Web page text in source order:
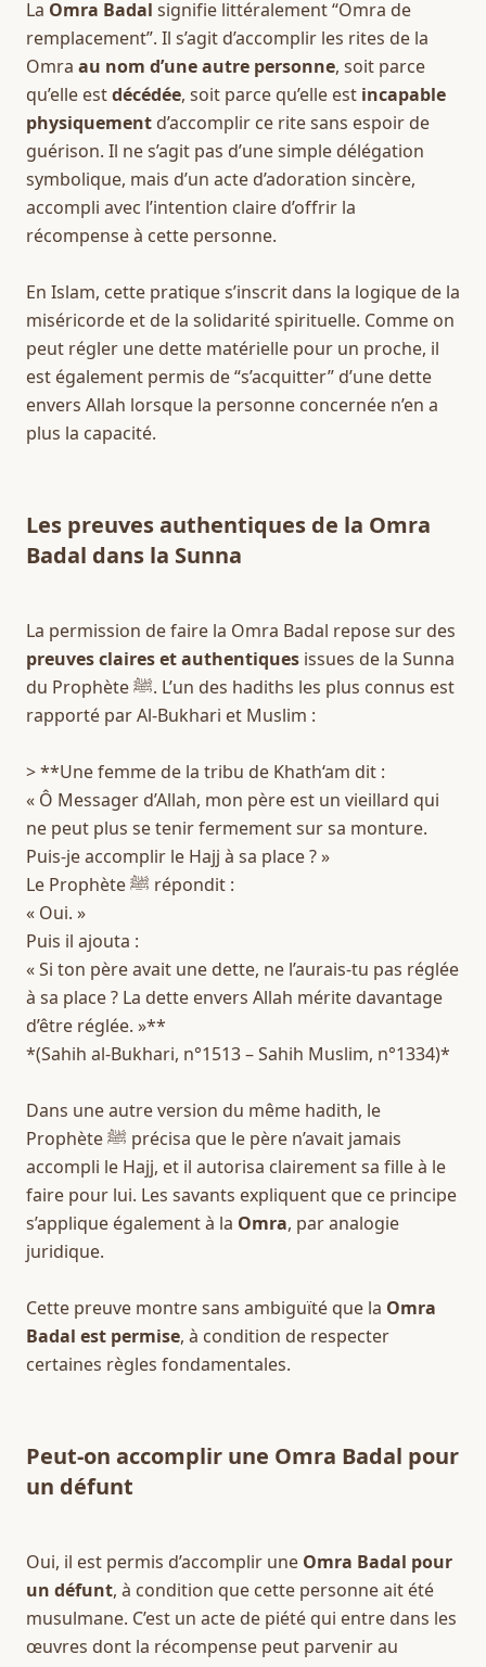
La Omra Badal signifie littéralement “Omra de
remplacement”. Il s’agit d’accomplir les rites de la
Omra au nom d’une autre personne, soit parce
qu’elle est décédée, soit parce qu’elle est incapable
physiquement d’accomplir ce rite sans espoir de
guérison. Il ne s’agit pas d’une simple délégation
symbolique, mais d’un acte d’adoration sincère,
accompli avec l’intention claire d’offrir la
récompense à cette personne.
En Islam, cette pratique s’inscrit dans la logique de la
miséricorde et de la solidarité spirituelle. Comme on
peut régler une dette matérielle pour un proche, il
est également permis de “s’acquitter” d’une dette
envers Allah lorsque la personne concernée n’en a
plus la capacité.
Les preuves authentiques de la Omra
Badal dans la Sunna
preuves claires et authentiques issues de la Sunna
du Prophète ﷺ. L’un des hadiths les plus connus est
rapporté par Al-Bukhari et Muslim :
> **Une femme de la tribu de Khath‘am dit :
« Ô Messager d’Allah, mon père est un vieillard qui
ne peut plus se tenir fermement sur sa monture.
Puis-je accomplir le Hajj à sa place ? »
Le Prophète ﷺ répondit :
« Oui. »
Puis il ajouta :
« Si ton père avait une dette, ne l’aurais-tu pas réglée
à sa place ? La dette envers Allah mérite davantage
d’être réglée. »**
*(Sahih al-Bukhari, n°1513 – Sahih Muslim, n°1334)*
Dans une autre version du même hadith, le
Prophète ﷺ précisa que le père n’avait jamais
accompli le Hajj, et il autorisa clairement sa fille à le
faire pour lui. Les savants expliquent que ce principe
s’applique également à la Omra, par analogie
juridique.
Cette preuve montre sans ambiguïté que la Omra
Badal est permise, à condition de respecter
certaines règles fondamentales.
Peut-on accomplir une Omra Badal pour
un défunt
Oui, il est permis d’accomplir une Omra Badal pour
un défunt, à condition que cette personne ait été
musulmane. C’est un acte de piété qui entre dans les
œuvres dont la récompense peut parvenir au